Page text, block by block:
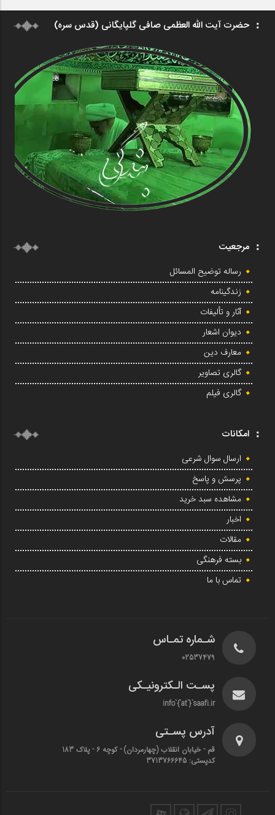
حضرت آیت الله العظمی صافی گلپایگانی (قدس سره)
مرجعیت
رساله توضیح المسائل
زندگینامه
آثار و تألیفات
دیوان اشعار
معارف دین
گالری تصاویر
گالری فیلم
امکانات
ارسال سوال شرعی
پرسش و پاسخ
مشاهده سبد خرید
اخبار
مقالات
بسته فرهنگی
تماس با ما
شـماره تمـاس
02537479
پسـت الـکترونیـکی
info`{`at`}`saafi.ir
آدرس پسـتی
قم - خیابان انقلاب (چهارمردان)‌ - کوچه 6 - پلاک 183
کدپستی: 3713766645